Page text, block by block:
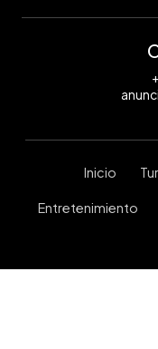
Inicio
Entretenimiento